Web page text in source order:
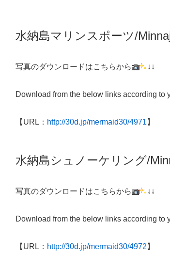
水納島マリンスポーツ/
写真のダウンロードはこちらから ↓↓
Download from the below links according to
【URL： http://30d.jp/mermaid30/4971 】
水納島シュノーケリング/
写真のダウンロードはこちらから ↓↓
Download from the below links according to
【URL： http://30d.jp/mermaid30/4972 】